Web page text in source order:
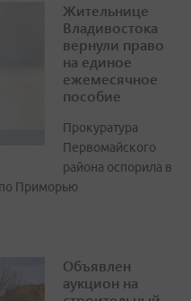
Жительнице
Владивостока
вернули право
на единое
ежемесячное
пособие
Прокуратура
Первомайского
района оспорила в
Приморью
Объявлен
аукцион на